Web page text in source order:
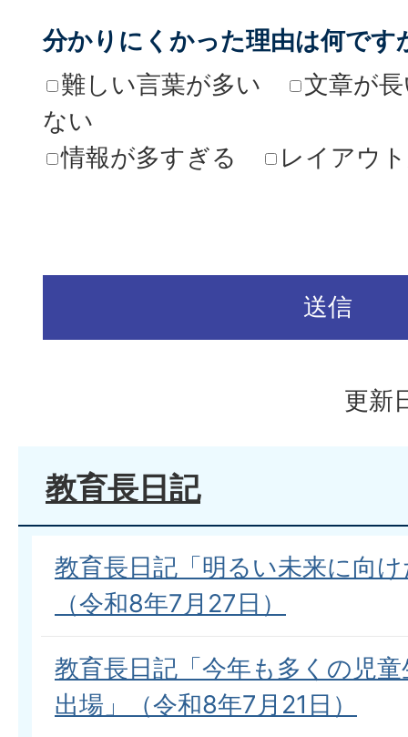
分かりにくかった理由は何です
難しい言葉が多い
文章が
ない
情報が多すぎる
レイアウ
更新
教育長日記
教育長日記「明るい未来に向
（令和8年7月27日）
教育長日記「今年も多くの児
出場」（令和8年7月21日）